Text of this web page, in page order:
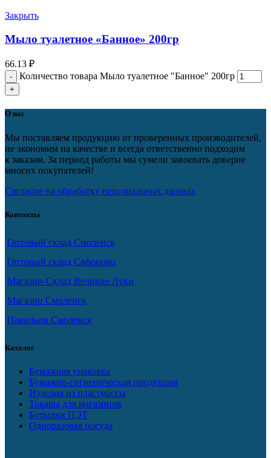
Закрыть
Мыло туалетное «Банное» 200гр
66.13 ₽
Количество товара Мыло туалетное "Банное" 200гр
О нас
Мы поставляем продукцию от проверенных производителей,
не экономим на качестве и всегда ответственно подходим
к заказам. За период работы мы сумели завоевать доверие
многих покупателей!
Согласие на обработку персональных данных
Контакты
Оптовый склад Смоленск
Оптовый склад Сафоново
Магазин-Склад Великие Луки
Магазин Смоленск
Павильон Смоленск
Каталог
Бумажная упаковка
Бумажно-гигиеническая продукция
Изделия из пластмассы
Товары для магазинов
Бутылки ПЭТ
Одноразовая посуда